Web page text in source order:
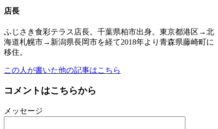
店長
ふじさき食彩テラス店長。千葉県柏市出身。東京都港区→北
海道札幌市→新潟県長岡市を経て2018年より青森県藤崎町に
移住。
この人が書いた他の記事はこちら
コメントはこちらから
メッセージ